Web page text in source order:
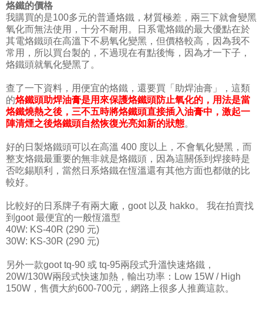
烙鐵的價格
我購買的是100多元的普通烙鐵，材質極差，兩三下就會變黑
氧化而無法使用，十分不耐用。日系電烙鐵的最大優點在於
其電烙鐵頭在高溫下不易氧化變黑，但價格較高，因為我不
常用，所以買台製的，不過現在有點後悔，因為才一下子，
烙鐵頭就氧化變黑了。
查了一下資料，用便宜的烙鐵，還要買「助焊油膏」，這類
的烙鐵頭助焊油膏是用來保護烙鐵頭防止氧化的，用法是當
烙鐵燒熱之後，三不五時將烙鐵頭直接插入油膏中，激起一
陣清煙之後烙鐵頭自然恢復光亮如新的狀態。
好的日製烙鐵頭可以在高溫 400 度以上，不會氧化變黑，而
整支烙鐵最重要的無非就是烙鐵頭，因為這關係到焊接時是
否吃錫順利，當然日系烙鐵在恆溫還有其他方面也都做的比
較好。
比較好的日系牌子有兩大廠，goot 以及 hakko。 我在拍賣找
到goot 最便宜的一般恆溫型
40W: KS-40R (290 元)
30W: KS-30R (290 元)
另外一款goot tq-90 或 tq-95兩段式升溫快速烙鐵，
20W/130W兩段式快速加熱，輸出功率：Low 15W / High
150W，售價大約600-700元，網路上很多人推薦這款。